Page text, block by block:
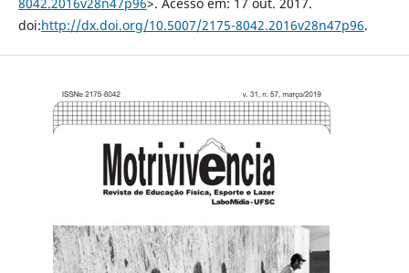
doi:http://dx.doi.org/10.5007/2175-8042.2016v28n47p96.